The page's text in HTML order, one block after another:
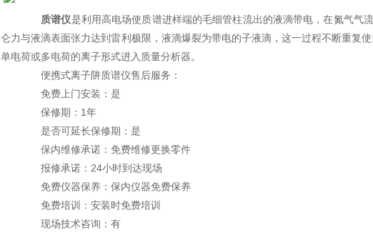
质谱仪是利用高电场使质谱进样端的毛细管柱流出的液滴带电，在氮气气
仑力与液滴表面张力达到雷利极限，液滴爆裂为带电的子液滴，这一过程不断重复
单电荷或多电荷的离子形式进入质量分析器。
便携式离子阱质谱仪售后服务：
免费上门安装：是
保修期：1年
是否可延长保修期：是
保内维修承诺：免费维修更换零件
报修承诺：24小时到达现场
免费仪器保养：保内仪器免费保养
免费培训：安装时免费培训
现场技术咨询：有